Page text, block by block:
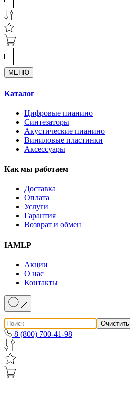
МЕНЮ
Каталог
Цифровые пианино
Синтезаторы
Акустические пианино
Виниловые пластинки
Аксессуары
Как мы работаем
Доставка
Оплата
Услуги
Гарантия
Возврат и обмен
IAMLP
Акции
О нас
Контакты
Очистить
8 (800) 700-41-98